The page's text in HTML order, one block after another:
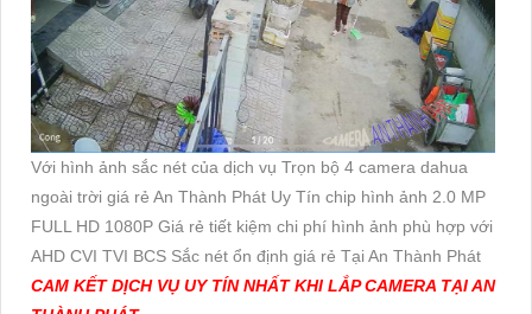
Với hình ảnh sắc nét của dịch vụ Trọn bộ 4 camera dahua
ngoài trời giá rẻ An Thành Phát Uy Tín chip hình ảnh 2.0 MP
FULL HD 1080P Giá rẻ tiết kiệm chi phí hình ảnh phù hợp với
AHD CVI TVI BCS Sắc nét ổn định giá rẻ Tại An Thành Phát
CAM KẾT DỊCH VỤ UY TÍN NHẤT KHI LẮP CAMERA TẠI AN